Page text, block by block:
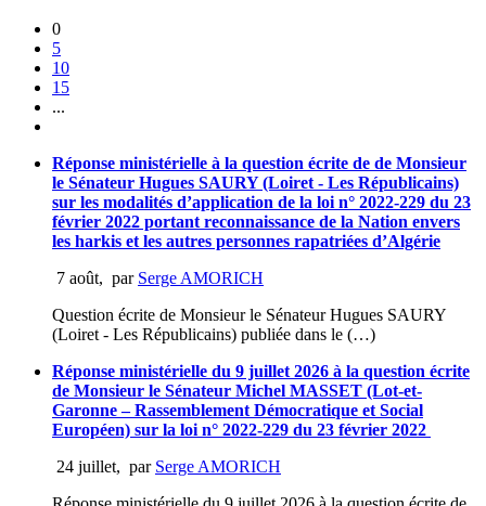
0
5
10
15
...
Réponse ministérielle à la question écrite de de Monsieur
le Sénateur Hugues SAURY (Loiret - Les Républicains)
sur les modalités d’application de la loi n° 2022-229 du 23
février 2022 portant reconnaissance de la Nation envers
les harkis et les autres personnes rapatriées d’Algérie
7 août, par Serge AMORICH
Question écrite de Monsieur le Sénateur Hugues SAURY
(Loiret - Les Républicains) publiée dans le (…)
Réponse ministérielle du 9 juillet 2026 à la question écrite
de Monsieur le Sénateur Michel MASSET (Lot-et-
Garonne – Rassemblement Démocratique et Social
Européen) sur la loi n° 2022-229 du 23 février 2022
24 juillet, par Serge AMORICH